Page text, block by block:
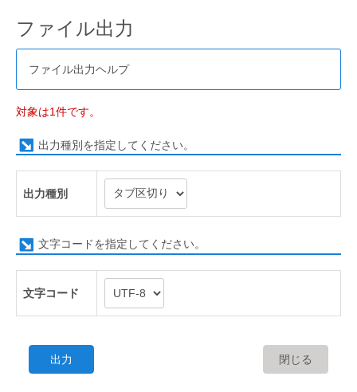
ファイル出力
ファイル出力ヘルプ
対象は1件です。
出力種別を指定してください。
出力種別
文字コードを指定してください。
文字コード